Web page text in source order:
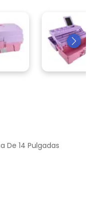
De 14 Pulgadas